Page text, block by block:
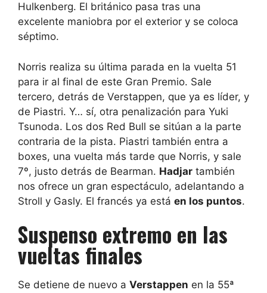
Hulkenberg. El británico pasa tras una
excelente maniobra por el exterior y se coloca
séptimo.
Norris realiza su última parada en la vuelta 51
para ir al final de este Gran Premio. Sale
tercero, detrás de Verstappen, que ya es líder, y
de Piastri. Y… sí, otra penalización para Yuki
Tsunoda. Los dos Red Bull se sitúan a la parte
contraria de la pista. Piastri también entra a
boxes, una vuelta más tarde que Norris, y sale
7º, justo detrás de Bearman. Hadjar también
nos ofrece un gran espectáculo, adelantando a
Stroll y Gasly. El francés ya está en los puntos.
Suspenso extremo en las
vueltas finales
Se detiene de nuevo a Verstappen en la 55ª